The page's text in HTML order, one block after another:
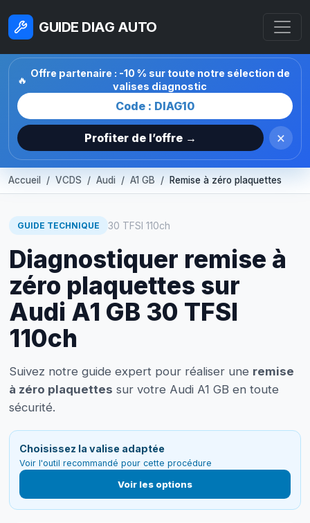
GUIDE DIAG AUTO
🔥
Offre partenaire : -10 % sur toute notre sélection de
valises diagnostic
Code : DIAG10
Profiter de l’offre → ×
Accueil VCDS Audi A1 GB Remise à zéro plaquettes
GUIDE TECHNIQUE 30 TFSI 110ch
Diagnostiquer remise à
zéro plaquettes sur
Audi A1 GB 30 TFSI
110ch
Suivez notre guide expert pour réaliser une remise
à zéro plaquettes sur votre Audi A1 GB en toute
sécurité.
Choisissez la valise adaptée
Voir l'outil recommandé pour cette procédure
Voir les options